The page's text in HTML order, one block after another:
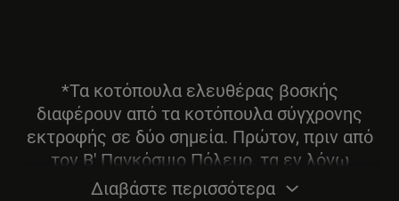
*Τα κοτόπουλα ελευθέρας βοσκής
διαφέρουν από τα κοτόπουλα σύγχρονης
εκτροφής σε δύο σημεία. Πρώτον, πριν από
τον Β' Παγκόσμιο Πόλεμο, τα εν λόγω
κοτόπουλα μεγάλωναν εν μέρει σε
Διαβάστε περισσότερα